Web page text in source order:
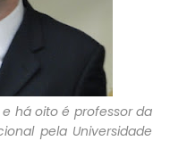
e há oito é professor da
pela Universidade